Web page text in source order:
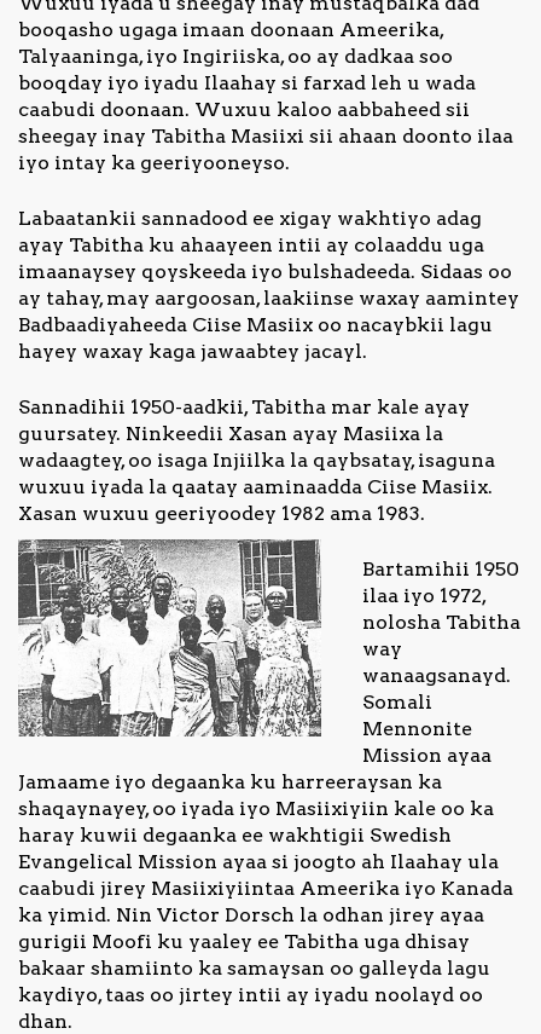
booqasho ugaga imaan doonaan Ameerika,
Talyaaninga, iyo Ingiriiska, oo ay dadkaa soo
booqday iyo iyadu Ilaahay si farxad leh u wada
caabudi doonaan. Wuxuu kaloo aabbaheed sii
sheegay inay Tabitha Masiixi sii ahaan doonto ilaa
iyo intay ka geeriyooneyso.
Labaatankii sannadood ee xigay wakhtiyo adag
ayay Tabitha ku ahaayeen intii ay colaaddu uga
imaanaysey qoyskeeda iyo bulshadeeda. Sidaas oo
ay tahay, may aargoosan, laakiinse waxay aamintey
Badbaadiyaheeda Ciise Masiix oo nacaybkii lagu
hayey waxay kaga jawaabtey jacayl.
Sannadihii 1950-aadkii, Tabitha mar kale ayay
guursatey. Ninkeedii Xasan ayay Masiixa la
wadaagtey, oo isaga Injiilka la qaybsatay, isaguna
wuxuu iyada la qaatay aaminaadda Ciise Masiix.
Xasan wuxuu geeriyoodey 1982 ama 1983.
Bartamihii 1950
ilaa iyo 1972,
nolosha Tabitha
way
wanaagsanayd.
Somali
Mennonite
Mission ayaa
Jamaame iyo degaanka ku harreeraysan ka
shaqaynayey, oo iyada iyo Masiixiyiin kale oo ka
haray kuwii degaanka ee wakhtigii Swedish
Evangelical Mission ayaa si joogto ah Ilaahay ula
caabudi jirey Masiixiyiintaa Ameerika iyo Kanada
ka yimid. Nin Victor Dorsch la odhan jirey ayaa
gurigii Moofi ku yaaley ee Tabitha uga dhisay
bakaar shamiinto ka samaysan oo galleyda lagu
kaydiyo, taas oo jirtey intii ay iyadu noolayd oo
dhan.